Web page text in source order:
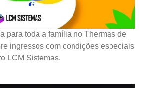
para toda a família no Thermas de
ingressos com condições especiais
LCM Sistemas.